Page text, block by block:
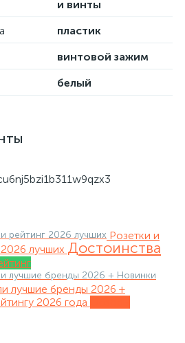
и винты
пластик
винтовой зажим
белый
Розетки и
лучших Достоинства
лучшие бренды 2026 +
2026 года